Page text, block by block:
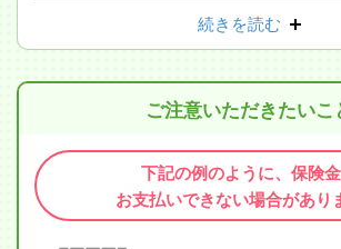
続きを読む
ご注意いただきたいこ
下記の例のように、保険
お支払いできない場合があり